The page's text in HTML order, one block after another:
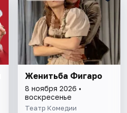
Женитьба Фигаро
8 ноября 2026 •
воскресенье
Театр Комедии